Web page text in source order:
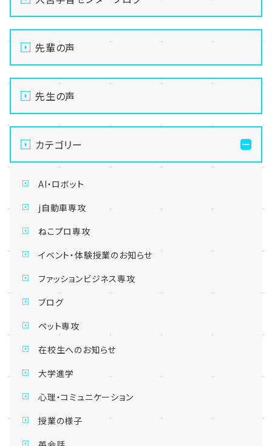
先輩の声
先生の声
カテゴリー
AI・ロボット
j自動車専攻
ねこプロ専攻
イベント・体験授業のお知らせ
ファッションビジネス専攻
ブログ
ペット専攻
在校生へのお知らせ
大学進学
心理・コミュニケーション
授業の様子